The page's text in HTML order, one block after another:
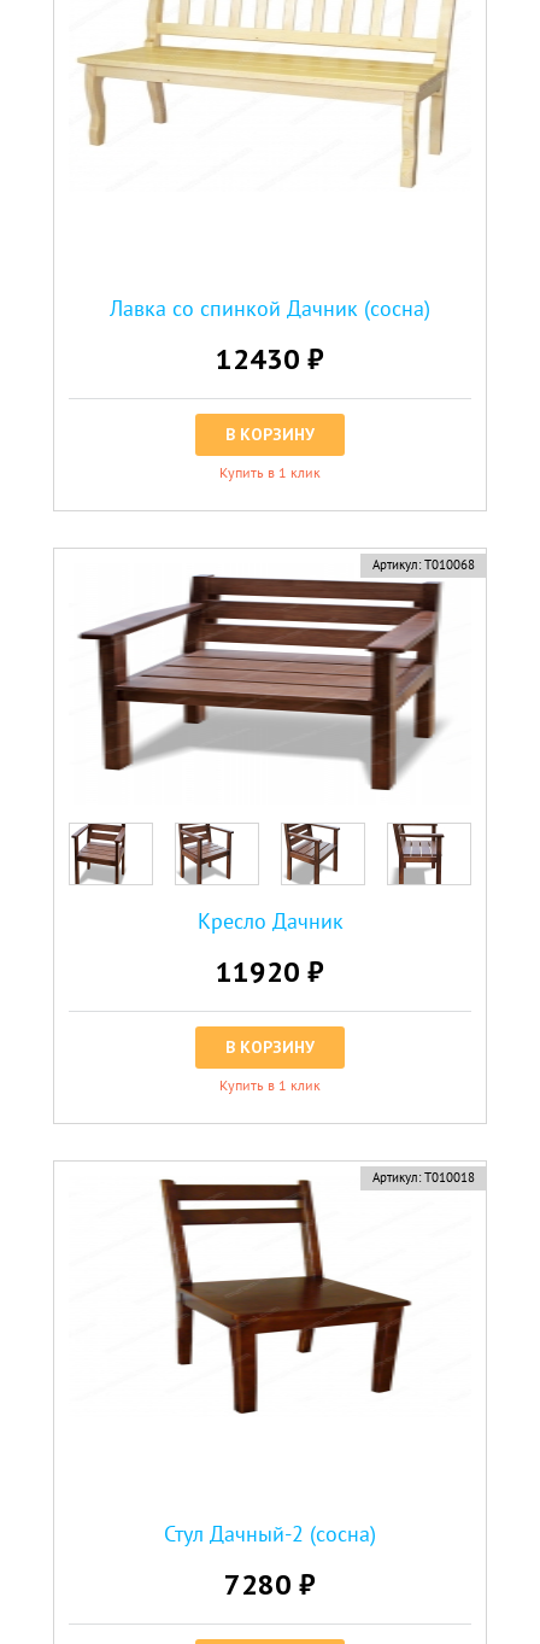
Лавка со спинкой Дачник (сосна)
12430 ₽
В КОРЗИНУ
Купить в 1 клик
Артикул: Т010068
Кресло Дачник
11920 ₽
В КОРЗИНУ
Купить в 1 клик
Артикул: Т010018
Стул Дачный-2 (сосна)
7280 ₽